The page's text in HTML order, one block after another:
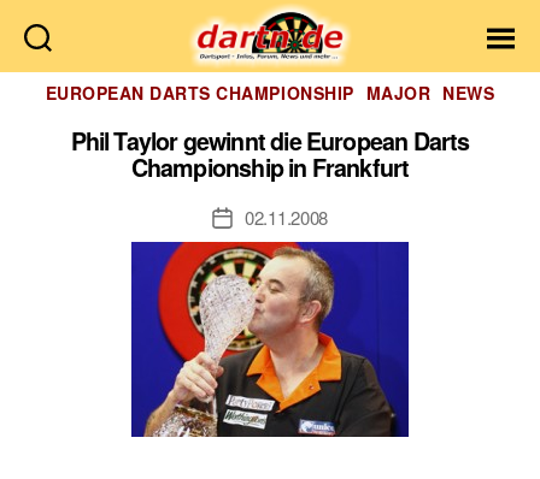
Dartn.de
Kategorien
EUROPEAN DARTS CHAMPIONSHIP MAJOR NEWS
Phil Taylor gewinnt die European Darts
Championship in Frankfurt
Veröffentlichungsdatum
02.11.2008